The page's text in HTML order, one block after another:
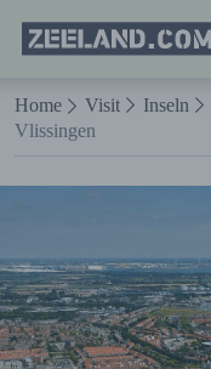
Naar hoofdinhoud
Homepage
Zeeland.com
Home Visit Inseln
Vlissingen